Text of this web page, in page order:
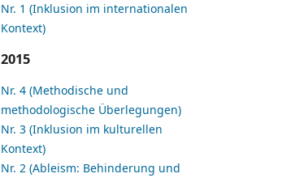
Nr. 1 (Inklusion im internationalen
Kontext)
2015
Nr. 4 (Methodische und
methodologische Überlegungen)
Nr. 3 (Inklusion im kulturellen
Kontext)
Nr. 2 (Ableism: Behinderung und